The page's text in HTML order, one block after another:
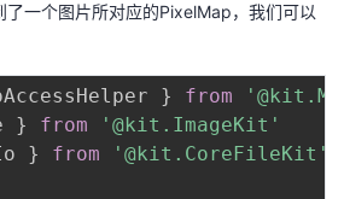
一个图片所对应的PixelMap，我们可以
} from
} from
'@kit.ImageKit'
} from '@kit.CoreFileKit'